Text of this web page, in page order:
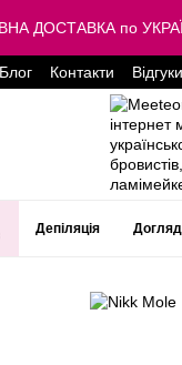
ДОСТАВКА по
Блог Контакти Відгуки
Депіляція Догляд